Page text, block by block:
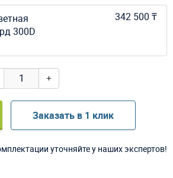
300D
342 500 ₸
+
Заказать в 1 клик
уточняйте у наших экспертов!